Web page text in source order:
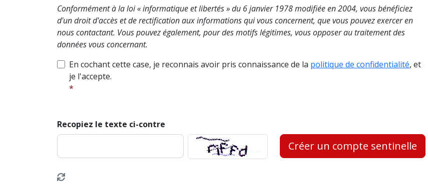
Conformément à la loi « informatique et libertés » du 6 janvier 1978 modifiée en 2004, vous bénéficiez
d'un droit d'accès et de rectification aux informations qui vous concernent, que vous pouvez exercer en
nous contactant. Vous pouvez également, pour des motifs légitimes, vous opposer au traitement des
données vous concernant.
En cochant cette case, je reconnais avoir pris connaissance de la politique de confidentialité, et
je l'accepte.
Recopiez le texte ci-contre
Créer un compte sentinelle